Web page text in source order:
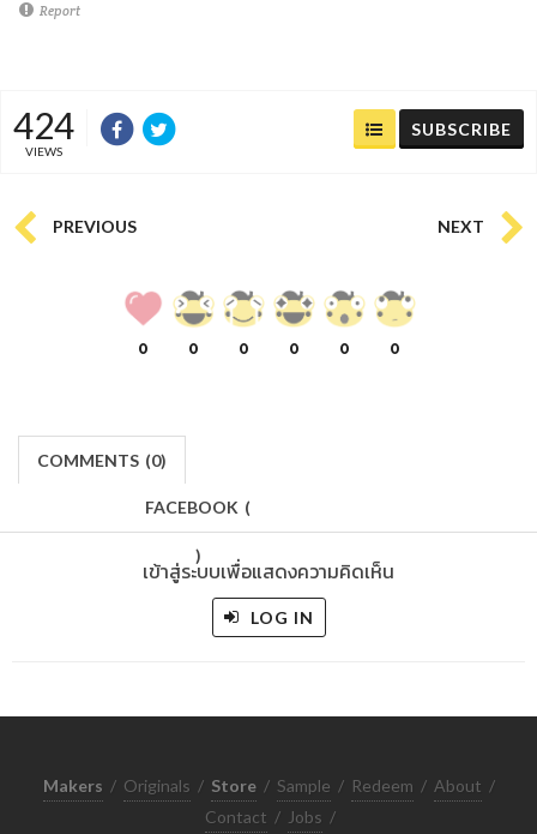
Report
424
VIEWS
SUBSCRIBE
PREVIOUS NEXT
0 0 0 0 0 0
COMMENTS (0)
FACEBOOK (
)
เข้าสู่ระบบเพื่อแสดงความคิดเห็น
LOG IN
Makers / Originals / Store / Sample / Redeem / About /
Contact / Jobs /